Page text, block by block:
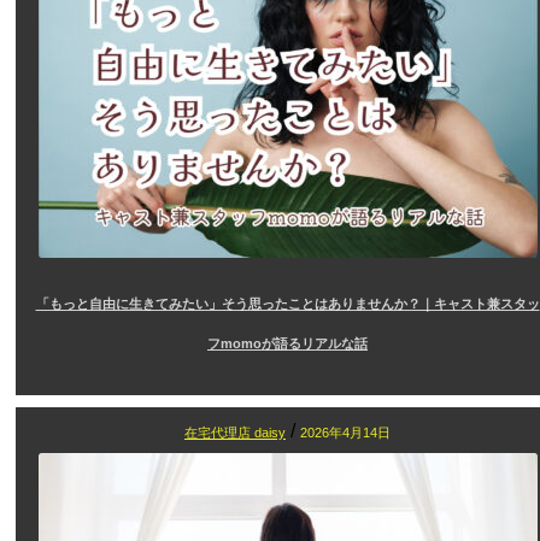
「もっと自由に生きてみたい」そう思ったことはありませんか？｜キャスト兼スタッ
フmomoが語るリアルな話
在宅代理店 daisy / 2026年4月14日